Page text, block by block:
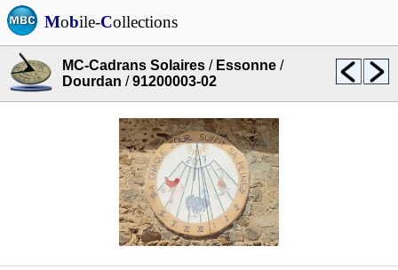
Mobile-Collections
MC-Cadrans Solaires / Essonne /
Dourdan /91200003-02